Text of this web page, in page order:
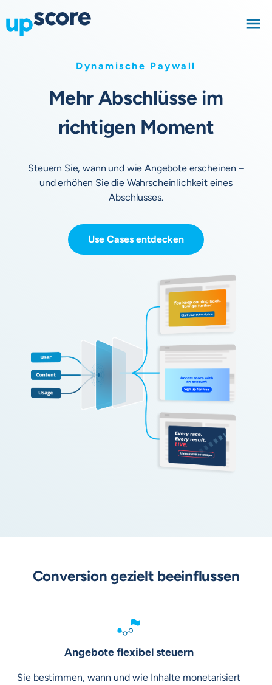
Dynamische Paywall
Mehr Abschlüsse im
richtigen Moment
Steuern Sie, wann und wie Angebote erscheinen –
und erhöhen Sie die Wahrscheinlichkeit eines
Abschlusses.
Use Cases entdecken
Conversion gezielt beeinflussen
Angebote flexibel steuern
Sie bestimmen, wann und wie Inhalte monetarisiert